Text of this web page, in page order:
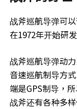
战斧巡航导弹可
在1972年开始研
战斧巡航导弹动
音速巡航制导方
端是GPS制导，
战斧还有各种多